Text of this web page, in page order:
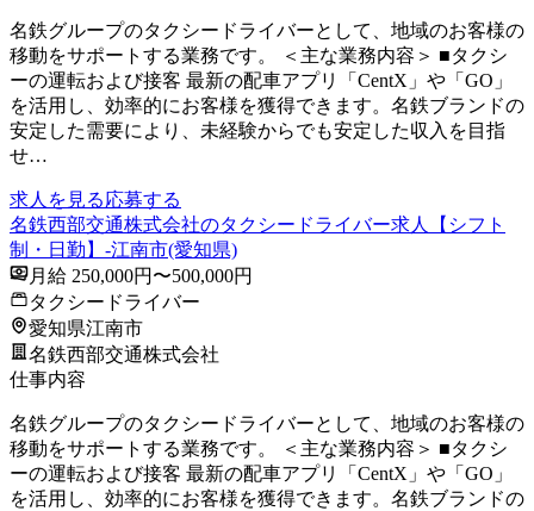
名鉄グループのタクシードライバーとして、地域のお客様の
移動をサポートする業務です。 ＜主な業務内容＞ ■タクシ
ーの運転および接客 最新の配車アプリ「CentX」や「GO」
を活用し、効率的にお客様を獲得できます。名鉄ブランドの
安定した需要により、未経験からでも安定した収入を目指
せ…
求人を見る応募する
名鉄西部交通株式会社のタクシードライバー求人【シフト
制・日勤】-江南市(愛知県)
月給 250,000円〜500,000円
タクシードライバー
愛知県江南市
名鉄西部交通株式会社
仕事内容
名鉄グループのタクシードライバーとして、地域のお客様の
移動をサポートする業務です。 ＜主な業務内容＞ ■タクシ
ーの運転および接客 最新の配車アプリ「CentX」や「GO」
を活用し、効率的にお客様を獲得できます。名鉄ブランドの